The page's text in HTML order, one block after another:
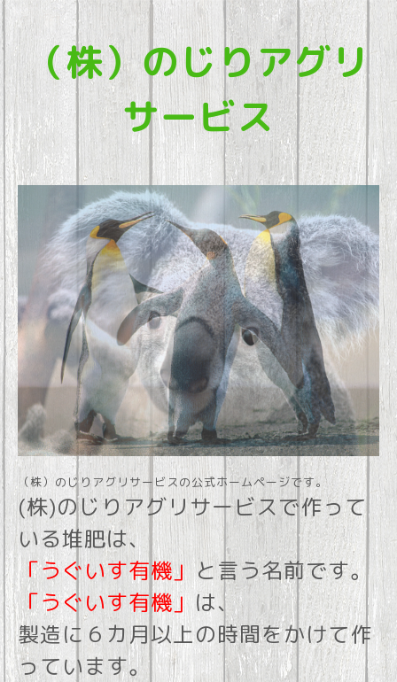
（株）のじりアグリ
サービス
（株）のじりアグリサービスの公式ホームページです。
(株)のじりアグリサービスで作って
いる堆肥は、
「うぐいす有機」と言う名前です。
「うぐいす有機」は、
製造に６カ月以上の時間をかけて作
っています。